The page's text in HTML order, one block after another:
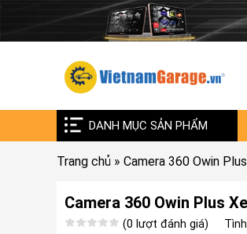
DANH MỤC SẢN PHẨM
Trang chủ » Camera 360 Owin
Camera 360 Owin Plus
(0 lượt đánh giá)